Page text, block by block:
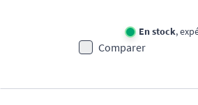
En stock,
Comparer